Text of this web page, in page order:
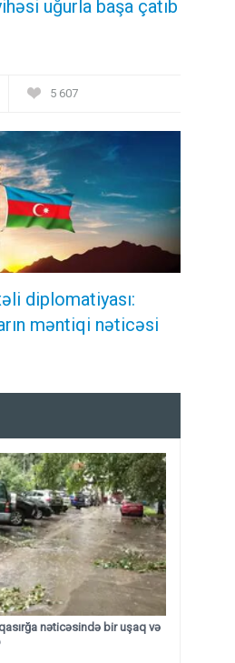
uğurla başa çatıb
5 607
diplomatiyası:
məntiqi nəticəsi
nəticəsində bir uşaq və